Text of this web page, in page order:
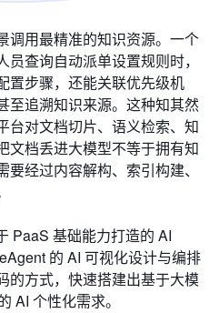
调用最精准的知识资源。一个
查询自动派单设置规则时，
置步骤，还能关联优先级机
至追溯知识来源。这种知其然
台对文档切片、语义检索、知
文档丢进大模型不等于拥有知
经过内容解构、索引构建、
PaaS 基础能力打造的 AI
的 AI 可视化设计与编排
的方式，快速搭建出基于大模
AI 个性化需求。